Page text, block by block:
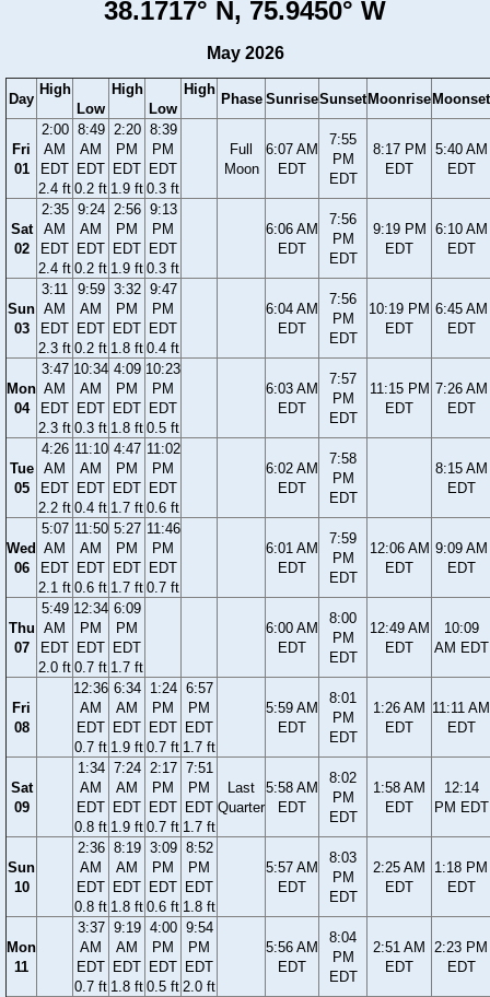
38.1717° N, 75.9450° W
May 2026
Day
High
Low
High
Low
High
Phase SunriseSunset Moonrise Moonset
Fri
01
2:00
AM
EDT
2.4 ft
8:49
AM
EDT
0.2 ft
2:20
PM
EDT
1.9 ft
8:39
PM
EDT
0.3 ft
Full
Moon
6:07 AM
EDT
7:55
PM
EDT
8:17 PM
EDT
5:40 AM
EDT
Sat
02
2:35
AM
EDT
2.4 ft
9:24
AM
EDT
0.2 ft
2:56
PM
EDT
1.9 ft
9:13
PM
EDT
0.3 ft
6:06 AM
EDT
7:56
PM
EDT
9:19 PM
EDT
6:10 AM
EDT
Sun
03
3:11
AM
EDT
2.3 ft
9:59
AM
EDT
0.2 ft
3:32
PM
EDT
1.8 ft
9:47
PM
EDT
0.4 ft
6:04 AM
EDT
7:56
PM
EDT
10:19 PM
EDT
6:45 AM
EDT
Mon
04
3:47
AM
EDT
2.3 ft
10:34
AM
EDT
0.3 ft
4:09
PM
EDT
1.8 ft
10:23
PM
EDT
0.5 ft
6:03 AM
EDT
7:57
PM
EDT
11:15 PM
EDT
7:26 AM
EDT
Tue
05
4:26
AM
EDT
2.2 ft
11:10
AM
EDT
0.4 ft
4:47
PM
EDT
1.7 ft
11:02
PM
EDT
0.6 ft
6:02 AM
EDT
7:58
PM
EDT
8:15 AM
EDT
Wed
06
5:07
AM
EDT
2.1 ft
11:50
AM
EDT
0.6 ft
5:27
PM
EDT
1.7 ft
11:46
PM
EDT
0.7 ft
6:01 AM
EDT
7:59
PM
EDT
12:06 AM
EDT
9:09 AM
EDT
Thu
07
5:49
AM
EDT
2.0 ft
12:34
PM
EDT
0.7 ft
6:09
PM
EDT
1.7 ft
6:00 AM
EDT
8:00
PM
EDT
12:49 AM
EDT
10:09
AM EDT
Fri
08
12:36
AM
EDT
0.7 ft
6:34
AM
EDT
1.9 ft
1:24
PM
EDT
0.7 ft
6:57
PM
EDT
1.7 ft
5:59 AM
EDT
8:01
PM
EDT
1:26 AM
EDT
11:11 AM
EDT
Sat
09
1:34
AM
EDT
0.8 ft
7:24
AM
EDT
1.9 ft
2:17
PM
EDT
0.7 ft
7:51
PM
EDT
1.7 ft
Last
Quarter
5:58 AM
EDT
8:02
PM
EDT
1:58 AM
EDT
12:14
PM EDT
Sun
10
2:36
AM
EDT
0.8 ft
8:19
AM
EDT
1.8 ft
3:09
PM
EDT
0.6 ft
8:52
PM
EDT
1.8 ft
5:57 AM
EDT
8:03
PM
EDT
2:25 AM
EDT
1:18 PM
EDT
Mon
11
3:37
AM
EDT
0.7 ft
9:19
AM
EDT
1.8 ft
4:00
PM
EDT
0.5 ft
9:54
PM
EDT
2.0 ft
5:56 AM
EDT
8:04
PM
EDT
2:51 AM
EDT
2:23 PM
EDT